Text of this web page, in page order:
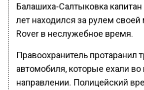
Балашиха-Салтыковка
лет находился за рулем
Rover в неслужебное время.
Правоохранитель протаранил
автомобиля, которые ехали
направлении. Полицейский